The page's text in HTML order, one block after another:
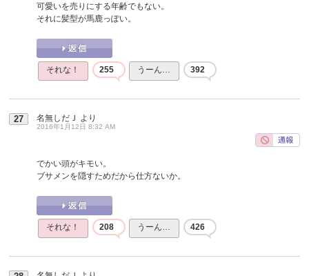
可愛いを売りにする年齢でもない。
それに髪型が馬鹿っぽい。
それな！ 255 うーん… 392
27 名無しだＪ より
2016年1月12日 8:32 AM
でかい頭がキモい。
ブサメンを隠すためだから仕方ないか。
それな！ 208 うーん… 426